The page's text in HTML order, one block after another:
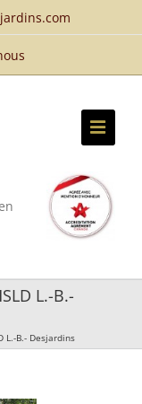
L.-B.-
L.-B.- Desjardins